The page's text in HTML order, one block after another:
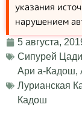
указания
нарушением
5 августа,
Сипурей
Ари а-Кадош,
Лурианская
Кадош